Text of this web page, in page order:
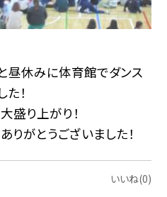
昼休みに体育館でダンス
！
盛り上がり！
りがとうございました！
いいね(0)